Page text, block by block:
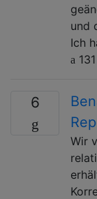
und
Ich
131
6
Wir